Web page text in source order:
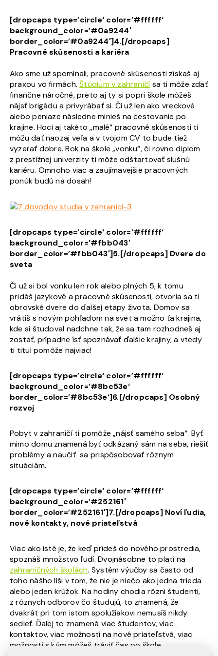
[dropcaps type=’circle‘ color=’#ffffff‘
background_color=’#0a9244′
border_color=’#0a9244′]4.[/dropcaps]
Pracovné skúsenosti a kariéra
Ako sme už spomínali, pracovné skúsenosti získaš aj
praxou vo firmách.Štúdium v zahraničí sa ti môže zdať
finančne náročné, preto aj ty si popri škole môžeš
nájsť brigádu a privyrábať si. Či už len ako vreckové
alebo peniaze následne minieš na cestovanie po
krajine. Hoci aj takéto „malé“ pracovné skúsenosti ti
môžu dať naozaj veľa a v tvojom CV to bude tiež
vyzerať dobre. Rok na škole „vonku“, či rovno diplom
z prestížnej univerzity ti môže odštartovať slušnú
kariéru. Omnoho viac a zaujímavejšie pracovných
ponúk budú na dosah!
[dropcaps type=’circle‘ color=’#ffffff‘
background_color=’#fbb043′
border_color=’#fbb043′]5.[/dropcaps] Dvere do
sveta
Či už si bol vonku len rok alebo plných 5, k tomu
pridáš jazykové a pracovné skúsenosti, otvoria sa ti
obrovské dvere do ďalšej etapy života. Domov sa
vrátiš s novým pohľadom na svet a možno ťa krajina,
kde si študoval nadchne tak, že sa tam rozhodneš aj
zostať, prípadne ísť spoznávať ďalšie krajiny, a vtedy
ti titul pomôže najviac!
[dropcaps type=’circle‘ color=’#ffffff‘
background_color=’#8bc53e‘
border_color=’#8bc53e‘]6.[/dropcaps] Osobný
rozvoj
Pobyt v zahraničí ti pomôže „nájsť samého seba“. Byť
mimo domu znamená byť odkázaný sám na seba, riešiť
problémy a naučiť sa prispôsobovať rôznym
situáciám.
[dropcaps type=’circle‘ color=’#ffffff‘
background_color=’#252161′
border_color=’#252161′]7.[/dropcaps] Noví ľudia,
nové kontakty, nové priateľstvá
Viac ako isté je, že keď prídeš do nového prostredia,
spoznáš množstvo ľudí. Dvojnásobne to platí na
zahraničných školách. Systém výučby sa často od
toho nášho líši v tom, že nie je niečo ako jedna trieda
alebo jeden krúžok. Na hodiny chodia rôzni študenti,
z rôznych odborov čo študujú, to znamená, že
dvakrát pri tom istom spolužiakovi nemusíš nikdy
sedieť. Ďalej to znamená viac študentov, viac
kontaktov, viac možností na nové priateľstvá, viac
možností s kým môžeš tráviť čas po škole.